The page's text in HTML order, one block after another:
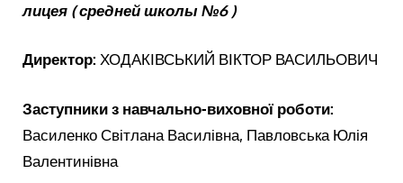
лицея ( средней школы №6 )
Директор: ХОДАКІВСЬКИЙ ВІКТОР ВАСИЛЬОВИЧ
Заступники з навчально-виховної роботи:
Василенко Світлана Василівна, Павловська Юлія
Валентинівна